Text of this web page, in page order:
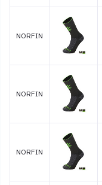
NORFIN
NORFIN
NORFIN